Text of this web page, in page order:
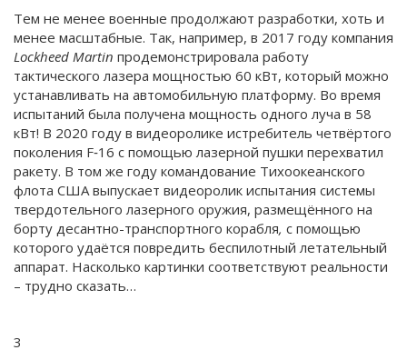
Тем не менее военные продолжают разработки, хоть и
менее масштабные. Так, например, в 2017 году компания
Lockheed Martin продемонстрировала работу
тактического лазера мощностью 60 кВт, который можно
устанавливать на автомобильную платформу. Во время
испытаний была получена мощность одного луча в 58
кВт! В 2020 году в ви­деоролике истребитель четвёртого
поколения F‑16 с помощью лазерной пушки перехватил
ракету. В том же году командование Тихоокеанского
флота США выпускает видеоролик испытания системы
твердотельного лазерного оружия, размещённого на
борту десантно-транспортного корабля, с помощью
которого удаётся повредить беспилотный летательный
аппарат. Насколько картинки соответствуют реальности
– трудно сказать…
3